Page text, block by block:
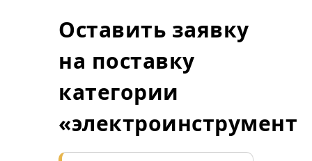
Оставить заявку
на поставку
категории
«электроинструмент»